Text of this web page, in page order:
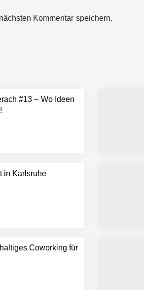
Kommentar speichern.
#13 – Wo Ideen
in Karlsruhe
Coworking für
sofortige Angebotskalkulation für